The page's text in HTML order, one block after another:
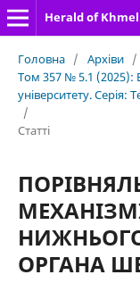
Головна / Архіви /
Том 357 № 5.1 (2025):
університету. Серія:
/
Статті
ОРГАНА